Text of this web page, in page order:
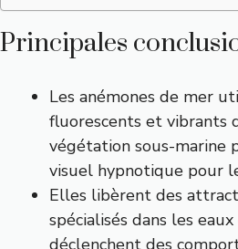
Principales
Les anémones de mer
fluorescents et vibrants
végétation sous-marine
visuel hypnotique pour
Elles libèrent des
spécialisés dans les
déclenchent des